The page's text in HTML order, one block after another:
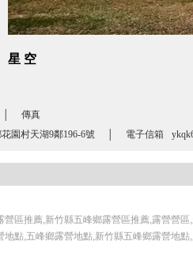
星 空
傳真
園村天湖9鄰196-6號 電子信箱
區推薦,新竹縣五峰鄉露營區推薦,露營營
點,五峰鄉露營地點,新竹縣五峰鄉露營地